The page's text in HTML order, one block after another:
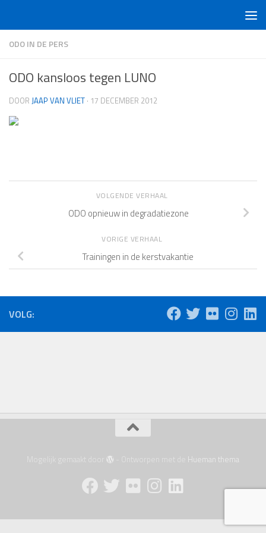
ODO IN DE PERS
ODO kansloos tegen LUNO
DOOR JAAP VAN VLIET · 17 DECEMBER 2012
VOLGENDE VERHAAL
ODO opnieuw in degradatiezone
VORIGE VERHAAL
Trainingen in de kerstvakantie
VOLG:
Mogelijk gemaakt door - Ontworpen met de Hueman thema